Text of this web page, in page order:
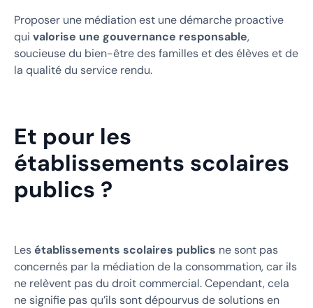
Proposer une médiation est une démarche proactive
qui valorise une gouvernance responsable,
soucieuse du bien-être des familles et des élèves et de
la qualité du service rendu.
Et pour les
établissements scolaires
publics ?
Lesétablissements scolaires publics ne sont pas
concernés par la médiation de la consommation, car ils
ne relèvent pas du droit commercial. Cependant, cela
ne signifie pas qu’ils sont dépourvus de solutions en